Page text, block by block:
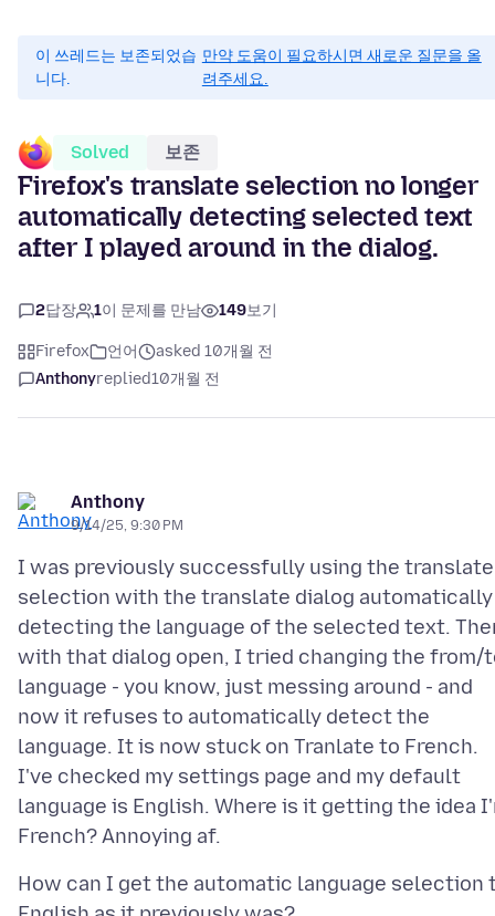
이 쓰레드는 보존되었습
니다.
만약 도움이 필요하시면 새로운 질문을 올
려주세요.
Solved 보존
Firefox's translate selection no longer
automatically detecting selected text
after I played around in the dialog.
2답장 1이 문제를 만남 149보기
Firefox 언어
asked 10개월 전
Anthonyreplied10개월 전
Anthony
9/14/25, 9:30 PM
I was previously successfully using the translate
selection with the translate dialog automatically
detecting the language of the selected text.
with that dialog open, I tried changing the from/
language - you know, just messing around - and
now it refuses to automatically detect the
language. It is now stuck on Tranlate to French.
I've checked my settings page and my default
language is English. Where is it getting the idea
How can I get the automatic language selection